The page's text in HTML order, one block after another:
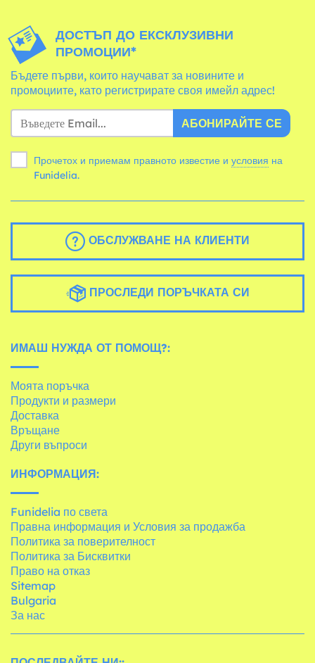
ДОСТЪП ДО ЕКСКЛУЗИВНИ
ПРОМОЦИИ*
Бъдете първи, които научават за новините и
промоциите, като регистрирате своя имейл адрес!
АБОНИРАЙТЕ СЕ
Прочетох и приемам правното известие и условия
Funidelia.
ОБСЛУЖВАНЕ НА КЛИЕНТИ
ПРОСЛЕДИ ПОРЪЧКАТА СИ
ИМАШ НУЖДА ОТ ПОМОЩ?:
Моята поръчка
Продукти и размери
Доставка
Връщане
Други въпроси
ИНФОРМАЦИЯ:
Funidelia по света
Правна информация и Условия за продажба
Политика за поверителност
Политика за Бисквитки
Право на отказ
Sitemap
Bulgaria
За нас